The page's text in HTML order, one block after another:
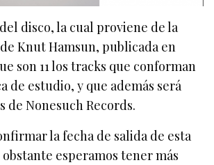
disco, la cual proviene de la
Knut Hamsun, publicada en
son 11 los tracks que conforman
de estudio, y que además será
de Nonesuch Records.
la fecha de salida de esta
esperamos tener más